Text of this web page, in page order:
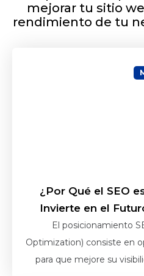
mejorar tu sitio
rendimiento de tu
¿Por Qué el SEO
Invierte en el
El posicionamiento
Optimization) consiste en
para que mejore su